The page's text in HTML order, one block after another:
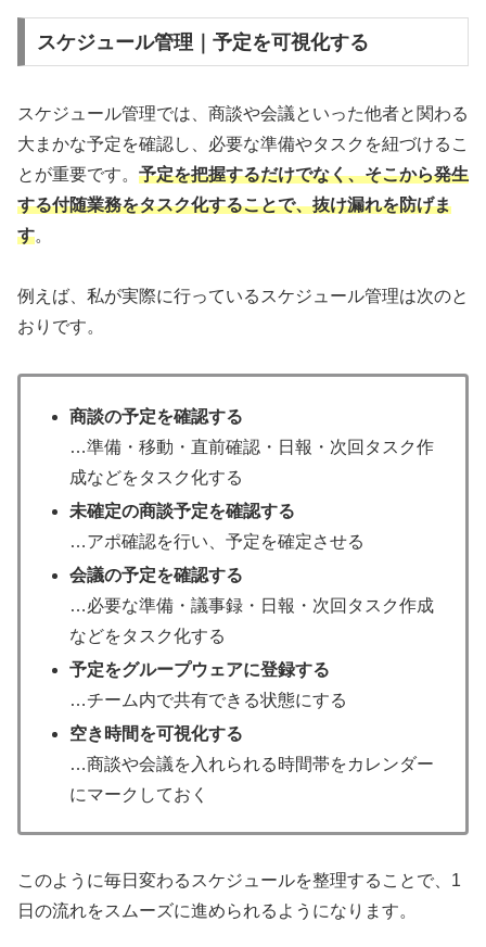
スケジュール管理｜予定を可視化する
スケジュール管理では、商談や会議といった他者と関わる
大まかな予定を確認し、必要な準備やタスクを紐づけるこ
とが重要です。 予定を把握するだけでなく、そこから発生
する付随業務をタスク化することで、抜け漏れを防げま
す。
例えば、私が実際に行っているスケジュール管理は次のと
おりです。
商談の予定を確認する
…準備・移動・直前確認・日報・次回タスク作
成などをタスク化する
未確定の商談予定を確認する
…アポ確認を行い、予定を確定させる
会議の予定を確認する
…必要な準備・議事録・日報・次回タスク作成
などをタスク化する
予定をグループウェアに登録する
…チーム内で共有できる状態にする
空き時間を可視化する
…商談や会議を入れられる時間帯をカレンダー
にマークしておく
このように毎日変わるスケジュールを整理することで、1
日の流れをスムーズに進められるようになります。